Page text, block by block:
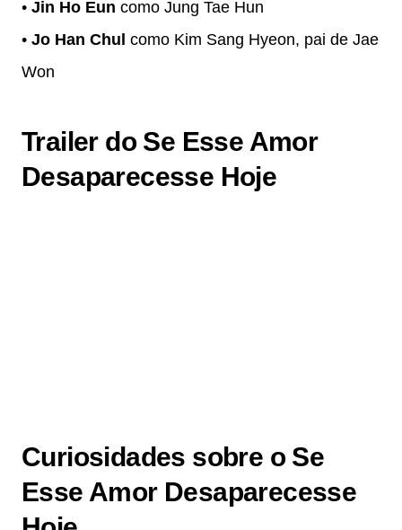
• Jin Ho Eun como Jung Tae Hun
• Jo Han Chul como Kim Sang Hyeon, pai de Jae
Won
Trailer do Se Esse Amor
Desaparecesse Hoje
Curiosidades sobre o Se
Esse Amor Desaparecesse